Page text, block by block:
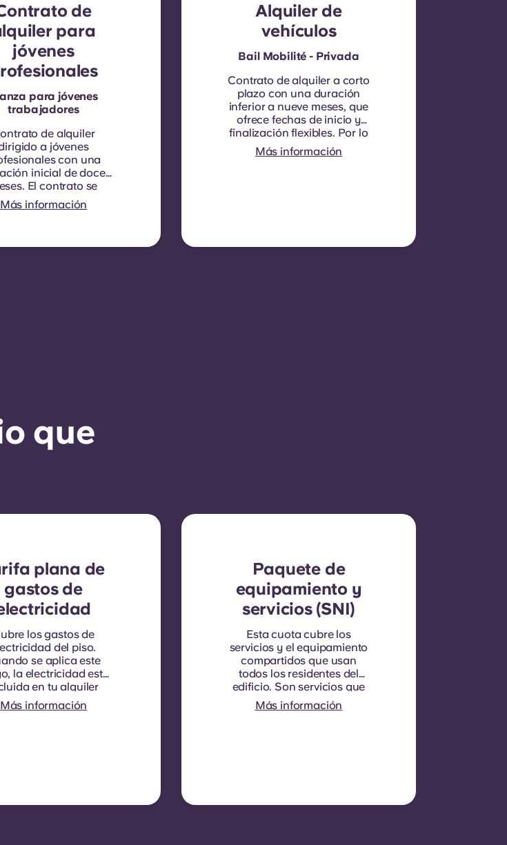
de
para
jóvenes
para jóvenes
trabajadores
de alquiler
a jóvenes
con una
inicial de doce
El contrato se
automáticamente
doce meses, y en
alquiler.
Más información
Alquiler de
vehículos
Bail Mobilité - Privada
Contrato de alquiler a corto
plazo con una duración
inferior a nueve meses, que
ofrece fechas de inicio y
finalización flexibles. Por lo
general, el contrato no es
renovable, aunque se
Más información
que
plana de
gastos de
los gastos de
del piso.
se aplica este
la electricidad está
en tu alquiler
y no hace falta
contrato aparte. En
con la
Más información
Paquete de
equipamiento y
servicios (SNI)
Esta cuota cubre los
servicios y el equipamiento
compartidos que usan
todos los residentes del
edificio. Son servicios que
benefician a todo el mundo
y que no se pueden
compartidos), la
Más información